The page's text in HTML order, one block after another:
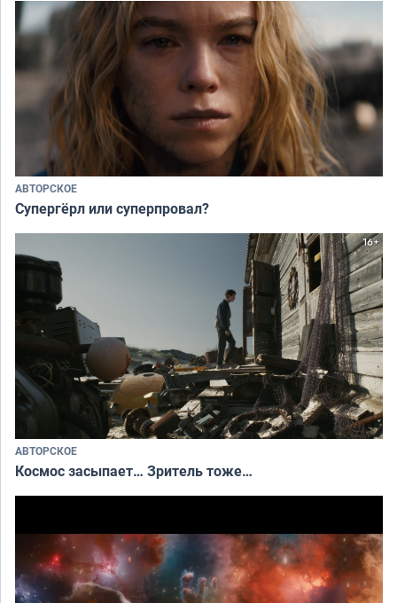
АВТОРСКОЕ
Супергёрл или суперпровал?
АВТОРСКОЕ
Космос засыпает… Зритель тоже…